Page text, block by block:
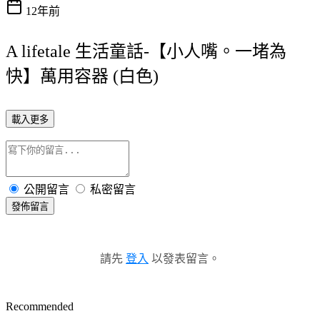
12年前
A lifetale 生活童話-【小人嘴。一堵為
快】萬用容器 (白色)
載入更多
公開留言 私密留言
發佈留言
請先 登入 以發表留言。
Recommended